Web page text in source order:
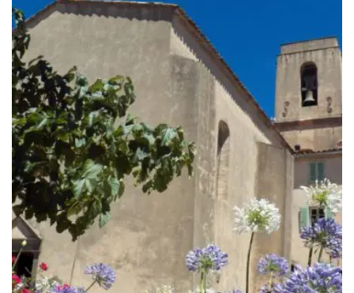
329.00€